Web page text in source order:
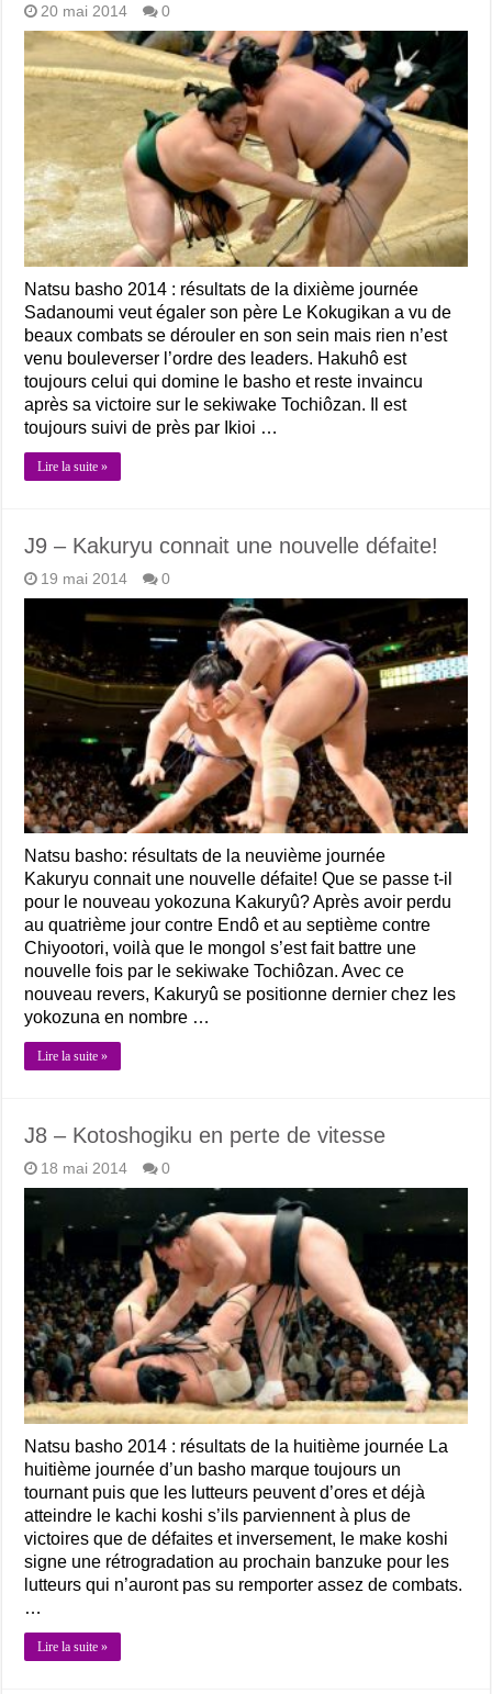
20 mai 2014 0
Natsu basho 2014 : résultats de la dixième journée
Sadanoumi veut égaler son père Le Kokugikan a vu de
beaux combats se dérouler en son sein mais rien n’est
venu bouleverser l’ordre des leaders. Hakuhô est
toujours celui qui domine le basho et reste invaincu
après sa victoire sur le sekiwake Tochiôzan. Il est
toujours suivi de près par Ikioi …
Lire la suite »
J9 – Kakuryu connait une nouvelle défaite!
19 mai 2014 0
Natsu basho: résultats de la neuvième journée
Kakuryu connait une nouvelle défaite! Que se passe t-il
pour le nouveau yokozuna Kakuryû? Après avoir perdu
au quatrième jour contre Endô et au septième contre
Chiyootori, voilà que le mongol s’est fait battre une
nouvelle fois par le sekiwake Tochiôzan. Avec ce
nouveau revers, Kakuryû se positionne dernier chez les
yokozuna en nombre …
Lire la suite »
J8 – Kotoshogiku en perte de vitesse
18 mai 2014 0
Natsu basho 2014 : résultats de la huitième journée La
huitième journée d’un basho marque toujours un
tournant puis que les lutteurs peuvent d’ores et déjà
atteindre le kachi koshi s’ils parviennent à plus de
victoires que de défaites et inversement, le make koshi
signe une rétrogradation au prochain banzuke pour les
lutteurs qui n’auront pas su remporter assez de combats.
…
Lire la suite »